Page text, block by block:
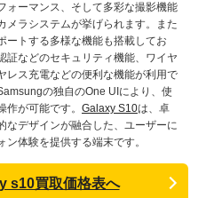
ォーマンス、そして多彩な撮影機能
メラシステムが挙げられます。また
ートする多様な機能も搭載してお
証などのセキュリティ機能、ワイヤ
レス充電などの便利な機能が利用で
の独自のOne UIにより、使
作が可能です。 Galaxy S10は、卓
なデザインが融合した、ユーザーに
ン体験を提供する端末です。
s10買取価格表へ